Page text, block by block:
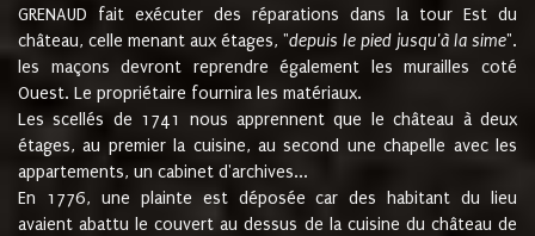
GRENAUD fait exécuter des réparations dans la tour Est du
château, celle menant aux étages, "depuis le pied jusqu'à la sime".
les maçons devront reprendre également les murailles coté
Ouest. Le propriétaire fournira les matériaux.
Les scellés de 1741 nous apprennent que le château à deux
étages, au premier la cuisine, au second une chapelle avec les
appartements, un cabinet d'archives...
En 1776, une plainte est déposée car des habitant du lieu
avaient abattu le couvert au dessus de la cuisine du château de